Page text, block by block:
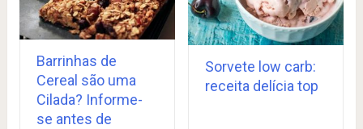
Barrinhas de
Cereal são uma
Cilada? Informe-
se antes de
Sorvete low carb:
receita delícia top